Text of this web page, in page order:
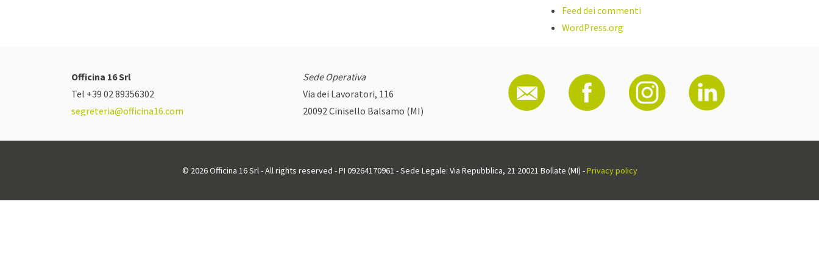
Feed dei commenti
WordPress.org
Officina 16 Srl
Tel +39 02 89356302
segreteria@officina16.com
Sede Operativa
Via dei Lavoratori, 116
20092 Cinisello Balsamo (MI)
© 2026 Officina 16 Srl - All rights reserved - PI 09264170961 - Sede Legale: Via Repubblica, 21 20021 Bollate (MI) -Privacy policy